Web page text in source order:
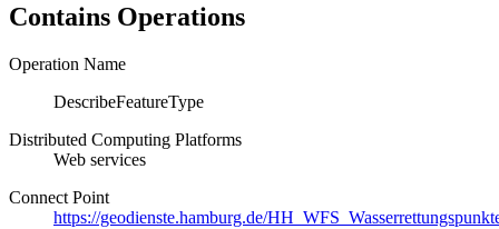
Contains Operations
Operation Name
DescribeFeatureType
Distributed Computing Platforms
Web services
Connect Point
https://geodienste.hamburg.de/